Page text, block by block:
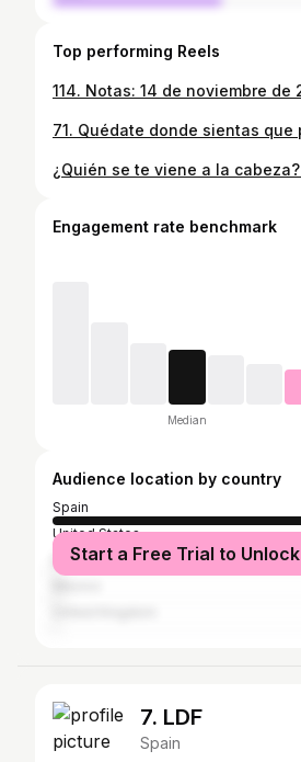
Top performing Reels
Engagement rate benchmark
Median
Audience location by country
Spain
United States
Brazil
Start a Free Trial to Unlock
7. LDF
Spain